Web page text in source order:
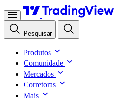
Pesquisar
Produtos
Comunidade
Mercados
Corretoras
Mais